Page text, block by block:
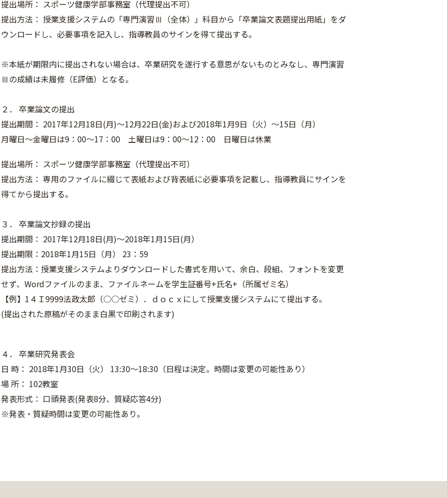
提出場所： スポーツ健康学部事務室（代理提出不可）
提出方法： 授業支援システムの「専門演習Ⅲ（全体）」科目から「卒業論文表題提出用紙」をダ
ウンロードし、必要事項を記入し、指導教員のサインを得て提出する。
※本紙が期限内に提出されない場合は、卒業研究を遂行する意思がないものとみなし、専門演習
Ⅲの成績は未履修（E評価）となる。
２． 卒業論文の提出
提出期間： 2017年12月18日(月)～12月22日(金)および2018年1月9日（火）～15日（月）
月曜日～金曜日は9：00～17：00 土曜日は9：00～12：00 日曜日は休業
提出場所： スポーツ健康学部事務室（代理提出不可）
提出方法： 専用のファイルに綴じて表紙および背表紙に必要事項を記載し、指導教員にサインを
得てから提出する。
３． 卒業論文抄録の提出
提出期間： 2017年12月18日(月)～2018年1月15日(月）
提出期限：2018年1月15日（月） 23：59
提出方法：授業支援システムよりダウンロードした書式を用いて、余白、段組、フォントを変更
せず、Wordファイルのまま、ファイルネームを学生証番号+氏名+（所属ゼミ名）
【例】1４Ｉ9999法政太郎（○○ゼミ）．ｄｏｃｘにして授業支援システムにて提出する。
(提出された原稿がそのまま白黒で印刷されます)
４． 卒業研究発表会
日 時： 2018年1月30日（火） 13:30～18:30（日程は決定。時間は変更の可能性あり）
場 所： 102教室
発表形式： 口頭発表(発表8分、質疑応答4分)
※発表・質疑時間は変更の可能性あり。